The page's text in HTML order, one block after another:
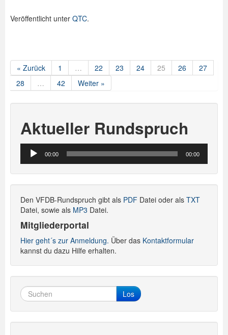
Veröffentlicht unter QTC.
« Zurück 1 … 22 23 24 25 26
27
28
… 42 Weiter »
Aktueller Rundspruch
Audio-
Player
00:00 00:00
Den VFDB-Rundspruch gibt als PDF Datei oder als TXT
Datei, sowie als MP3 Datei.
Mitgliederportal
Hier geht´s zur Anmeldung. Über das Kontaktformular
kannst du dazu Hilfe erhalten.
Los